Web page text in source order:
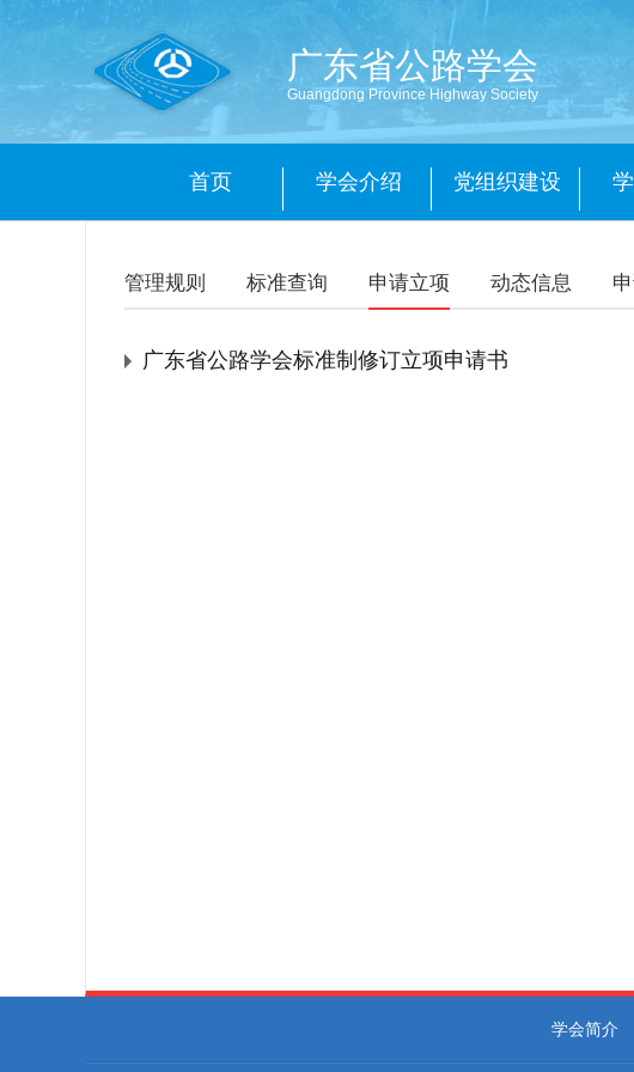
广东省公路学会
Guangdong Province Highway Society
首页 学会介绍 党组织建设
管理规则 标准查询 申请立项 动态信息
广东省公路学会标准制修订立项申请书
学会简介